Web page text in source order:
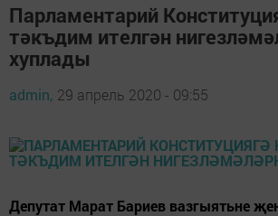
Парламентарий
тәкъдим ителгән
хуплады
admin, 29 апрель 2020 - 09:55
Депутат Марат Бариев вазгыятьне